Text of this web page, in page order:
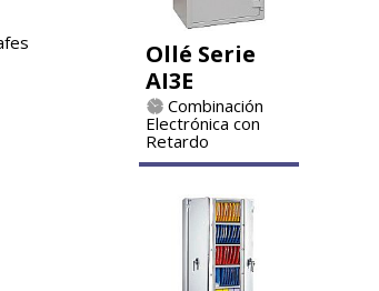
Ollé Serie
AI3E
Combinación
Electrónica con
Retardo